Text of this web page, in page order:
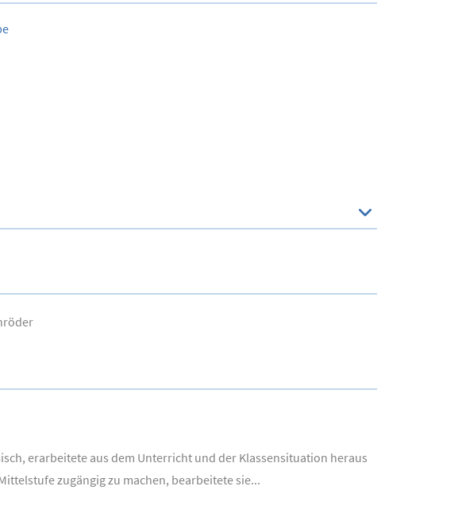
erarbeitete aus dem Unterricht und der Klassensituation heraus
zugängig zu machen, bearbeitete sie...